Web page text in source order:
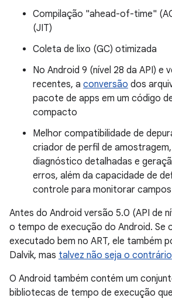
Compilação "ahead-of-time"
(JIT)
Coleta de lixo (GC) otimizada
No Android 9 (nível 28 da API) e
recentes, a conversão dos
pacote de apps em um código
compacto
Melhor compatibilidade de
criador de perfil de
diagnóstico detalhadas e
erros, além da capacidade de
controle para monitorar
Antes do Android versão 5.0 (API de
o tempo de execução do Android. Se
executado bem no ART, ele também
Dalvik, mas talvez não seja o contrário
O Android também contém um
bibliotecas de tempo de execução